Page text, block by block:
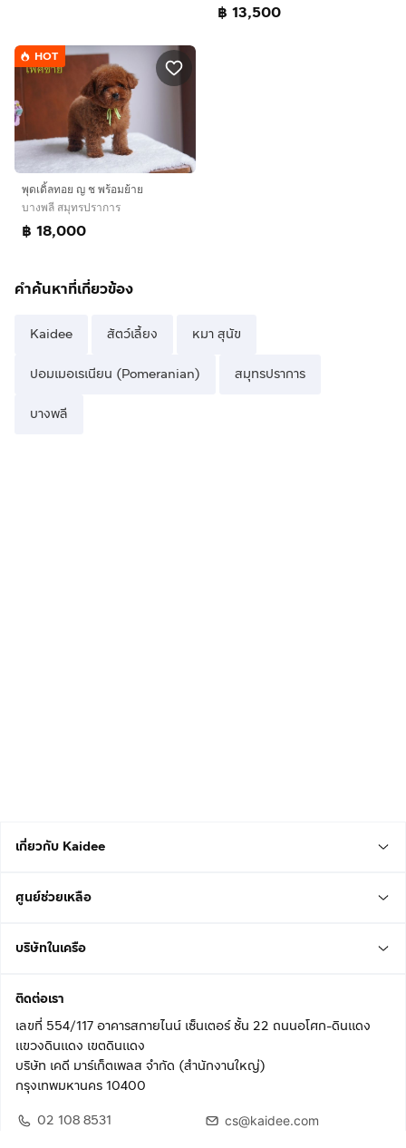
฿ 13,500
HOT
พุดเดิ้ลทอย ญ ช พร้อมย้าย
บางพลี สมุทรปราการ
฿ 18,000
คำค้นหาที่เกี่ยวข้อง
Kaidee สัตว์เลี้ยง หมา สุนัข
ปอมเมอเรเนียน (Pomeranian) สมุทรปราการ
บางพลี
เกี่ยวกับ Kaidee
ศูนย์ช่วยเหลือ
บริษัทในเครือ
ติดต่อเรา
เลขที่ 554/117 อาคารสกายไนน์ เซ็นเตอร์ ชั้น 22 ถนนอโศก-ดินแดง
แขวงดินแดง เขตดินแดง
บริษัท เคดี มาร์เก็ตเพลส จำกัด (สำนักงานใหญ่)
กรุงเทพมหานคร 10400
02 108 8531
cs@kaidee.com